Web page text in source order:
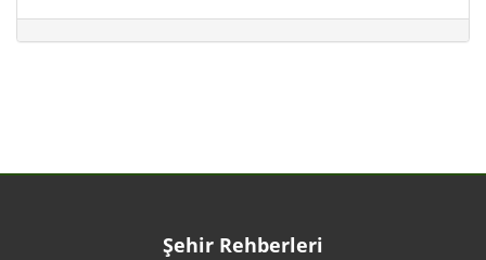
Şehir Rehberleri